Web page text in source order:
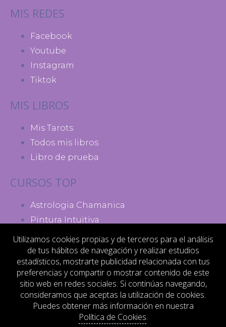
MIS REDES
Facebook
Youtube
Instagram
Tiktok
MIS LIBROS
Mis Tarots
Todos mis libros
Libro de prueba
CURSOS TOP
Astrologia Chamanica
Pintura Intuitiva
Madres de Poder
MI ACTIVIDAD
Contacto
Aviso legal
Política de privacidad
Utilizamos cookies propias y de terceros para el análisis
de tus hábitos de navegación y realizar estudios
estadísticos, mostrarte publicidad relacionada con tus
preferencias y compartir o mostrar contenido de este
sitio web en redes sociales. Si continúas navegando,
consideramos que aceptas la utilización de cookies.
Puedes obtener más información en nuestra
Política de Cookies.